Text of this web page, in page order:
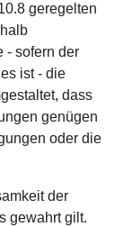
geregelten
- sofern der
ist - die
dass
genügen
oder die
der
gewahrt gilt.